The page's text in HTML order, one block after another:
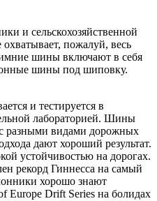
и сельскохозяйственной
пожалуй, весь
шины включают в себя
шины под шиповку.
и тестируется в
лабораторией. Шины
разными видами дорожных
дают хороший результат.
устойчивостью на дорогах.
рекорд Гиннесса на самый
хорошо знают
Europe Drift Series на болидах